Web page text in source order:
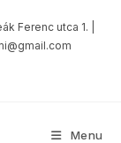
Ferenc utca 1. |
Menu